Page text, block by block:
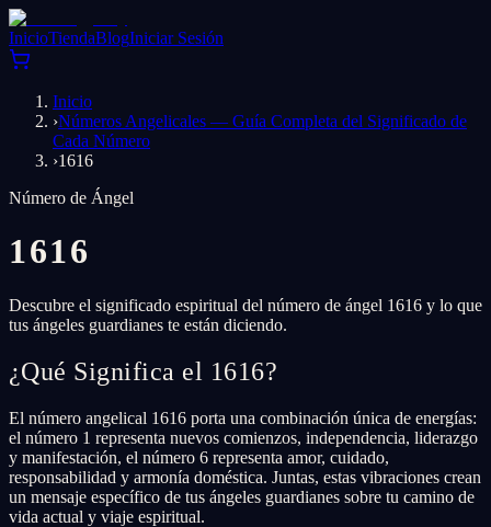
InicioTiendaBlogIniciar Sesión
Inicio
›Números Angelicales — Guía Completa del Significado de
Cada Número
›1616
Número de Ángel
1616
Descubre el significado espiritual del número de ángel 1616 y lo que
tus ángeles guardianes te están diciendo.
¿Qué Significa el 1616?
El número angelical 1616 porta una combinación única de energías:
el número 1 representa nuevos comienzos, independencia, liderazgo
y manifestación, el número 6 representa amor, cuidado,
responsabilidad y armonía doméstica. Juntas, estas vibraciones crean
un mensaje específico de tus ángeles guardianes sobre tu camino de
vida actual y viaje espiritual.